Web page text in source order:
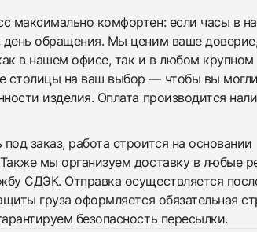
максимально комфортен: если часы в
обращения. Мы ценим ваше
в нашем офисе, так и в любом крупном
столицы на ваш выбор — чтобы вы
изделия. Оплата производится
заказ, работа строится на основании
мы организуем доставку в любые
СДЭК. Отправка осуществляется
груза оформляется обязательная
безопасность пересылки.